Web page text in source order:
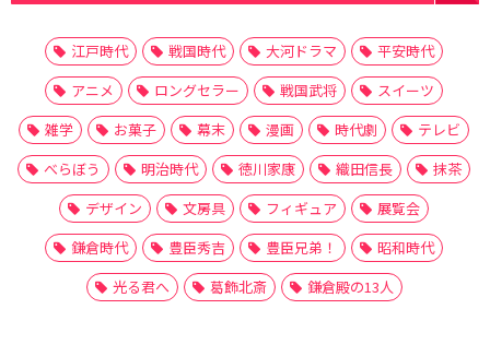
江戸時代 戦国時代 大河ドラマ
平安時代
アニメ
ロングセラー 戦国武将
スイーツ
雑学
お菓子 幕末 漫画 時代劇
テレビ
べらぼう
明治時代 徳川家康 織田信長
抹茶
デザイン
文房具 フィギュア
展覧会
鎌倉時代
豊臣秀吉 豊臣兄弟！
昭和時代
光る君へ
葛飾北斎 鎌倉殿の13人